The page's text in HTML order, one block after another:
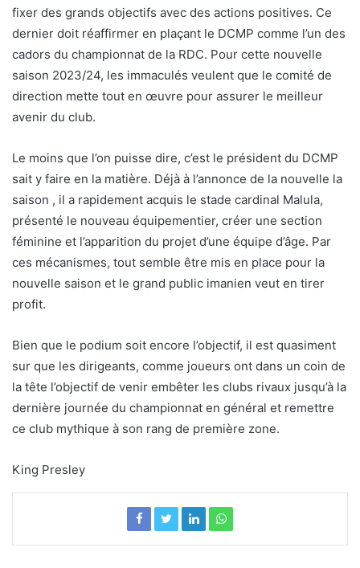
fixer des grands objectifs avec des actions positives. Ce
dernier doit réaffirmer en plaçant le DCMP comme l’un des
cadors du championnat de la RDC. Pour cette nouvelle
saison 2023/24, les immaculés veulent que le comité de
direction mette tout en œuvre pour assurer le meilleur
avenir du club.
Le moins que l’on puisse dire, c’est le président du DCMP
sait y faire en la matière. Déjà à l’annonce de la nouvelle la
saison , il a rapidement acquis le stade cardinal Malula,
présenté le nouveau équipementier, créer une section
féminine et l’apparition du projet d’une équipe d’âge. Par
ces mécanismes, tout semble être mis en place pour la
nouvelle saison et le grand public imanien veut en tirer
profit.
Bien que le podium soit encore l’objectif, il est quasiment
sur que les dirigeants, comme joueurs ont dans un coin de
la tête l’objectif de venir embêter les clubs rivaux jusqu’à la
dernière journée du championnat en général et remettre
ce club mythique à son rang de première zone.
King Presley